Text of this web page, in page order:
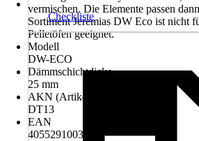
vermischen. Die Elemente passen
Sortiment Jeremias DW Eco ist nicht
Pelletöfen geeignet.
Modell
DW-ECO
Dämmschichtdicke
25 mm
AKN (Artikelkurznummer)
DT13
EAN
4055291003106
Checkliste